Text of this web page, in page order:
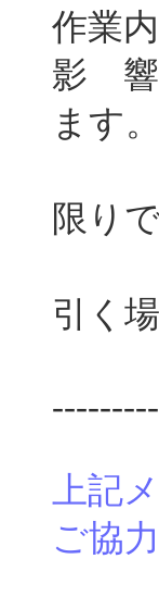
作業
影 響
ます。
メ
限り
ま
引く
予
上記
ご協